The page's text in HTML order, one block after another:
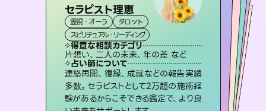
セラピスト理恵
霊視・オーラ
タロット
スピリチュアル・リーディング
得意な相談カテゴリ
片想い、二人の未来、年の差 など
占い師について
連絡再開、復縁、成就などの報告実績
多数。セラピストとして2万超の施術経
験があるからこそできる鑑定で、より良
未来視師＊花
霊視・オーラ 心理学
スピリチュアル・リーディング
得意な相談カテゴリ
出逢い、片想い、復縁 など
占い師について
未来には何パターンもの選択肢があり
ます。不安で視えにくくなっているあな
たの素敵な未来を見つけ、その未来を
桃源珠羽（とうげんみう）
霊視・オーラ
スピリチュアル・リーディング
得意な相談カテゴリ
片想い、あの人の気持ち、復縁 など
占い師について
恋愛のお悩みの中でも特に「曖昧な関
係」の相談を得意としており、友達以上
恋人未満なお相手との今後や本音を丁
寧に読み解き恋愛成就へと導きます。
彗望（すいぼう
霊視・オーラ
スピリチュアル・リーディング
得意な相談カテゴリ
片想い、あの人の気持ち、復縁 など
占い師について
3,700年以上の歴史を持つ東洋最古の占術「易占」で詳細まで占い、幸せへ向かう道筋を示します。厳しい結果にも具体的な対策をお伝えします。
アイリス -iris-
西洋占星術
ルーン
得意な相談カテゴリ
恋愛総合、片想い、二人の未来 など
占い師について
復縁、恋愛、不倫の行方、同性愛や片
思い、仕事関係や借金問題まで知りた
いことや心の負担になっていることを
紐解き、背中をそっと押して導きます。
おう 霊感オラクル
霊視・オーラ
オラクルカード
得意な相談カテゴリ
恋愛総合、あの人の気持ち など
占い師について
霊視×オラクルカードを使って「今」と
「未来」そして「気になるあの人の気持
ち」まで丁寧に読み解き、恋や人生のヒ